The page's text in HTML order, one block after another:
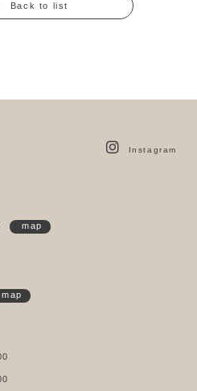
Back to list
Instagram
map
map